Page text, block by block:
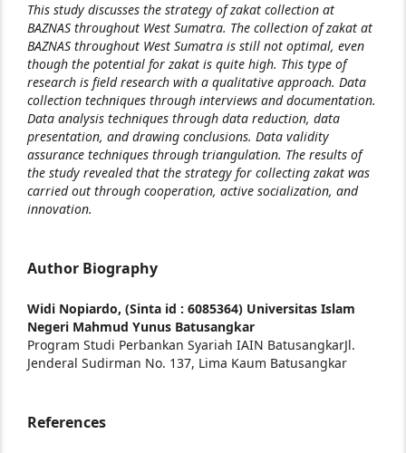
This study discusses the strategy of zakat collection at
BAZNAS throughout West Sumatra. The collection of zakat at
BAZNAS throughout West Sumatra is still not optimal, even
though the potential for zakat is quite high. This type of
research is field research with a qualitative approach. Data
collection techniques through interviews and documentation.
Data analysis techniques through data reduction, data
presentation, and drawing conclusions. Data validity
assurance techniques through triangulation. The results of
the study revealed that the strategy for collecting zakat was
carried out through cooperation, active socialization, and
innovation.
Author Biography
Widi Nopiardo, (Sinta id : 6085364) Universitas Islam
Negeri Mahmud Yunus Batusangkar
Program Studi Perbankan Syariah IAIN BatusangkarJl.
Jenderal Sudirman No. 137, Lima Kaum Batusangkar
References